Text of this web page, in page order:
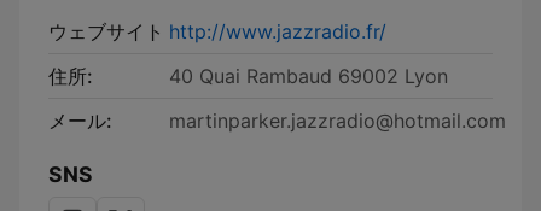
ウェブサイト http://www.jazzradio.fr/
住所:
40 Quai Rambaud 69002 Lyon
メール:
martinparker.jazzradio@hotmail.com
SNS